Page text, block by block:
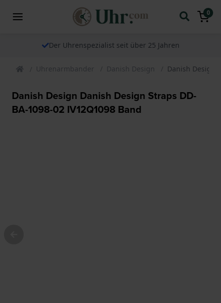
0
Der Uhrenspezialist seit über 25 Jahren
Uhrenarmbander Danish Design Danish Design
Danish Design Danish Design Straps DD-
BA-1098-02 IV12Q1098 Band